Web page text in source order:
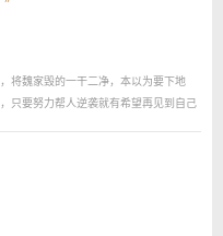
将魏家毁的一干二净，本以为要下地
只要努力帮人逆袭就有希望再见到自己
主角穆凌┃配角┃其它系统，快穿...